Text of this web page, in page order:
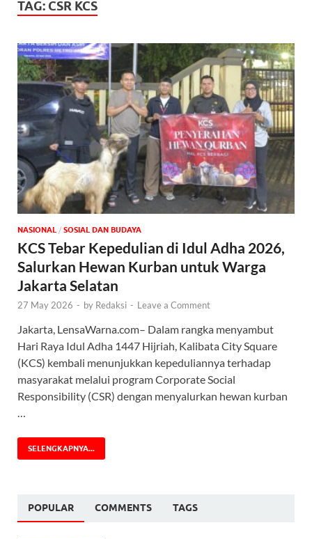
TAG: CSR KCS
NASIONAL / SOSIAL DAN BUDAYA
KCS Tebar Kepedulian di Idul Adha 2026,
Salurkan Hewan Kurban untuk Warga
Jakarta Selatan
27 May 2026 - by Redaksi - Leave a Comment
Jakarta, LensaWarna.com– Dalam rangka menyambut
Hari Raya Idul Adha 1447 Hijriah, Kalibata City Square
(KCS) kembali menunjukkan kepeduliannya terhadap
masyarakat melalui program Corporate Social
Responsibility (CSR) dengan menyalurkan hewan kurban
…
SELENGKAPNYA...
POPULAR COMMENTS TAGS